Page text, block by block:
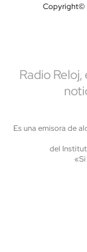
Copyright©
Radio
Es una emisora de
del